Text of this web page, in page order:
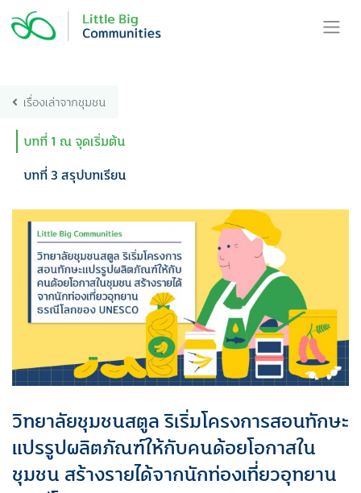
content
เรื่องเล่าจากชุมชน
บทที่ 1 ณ จุดเริ่มต้น
บทที่ 3 สรุปบทเรียน
วิทยาลัยชุมชนสตูล ริเริ่มโครงการสอนทักษะ
แปรรูปผลิตภัณฑ์ให้กับคนด้อยโอกาสใน
ชุมชน สร้างรายได้จากนักท่องเที่ยวอุทยาน